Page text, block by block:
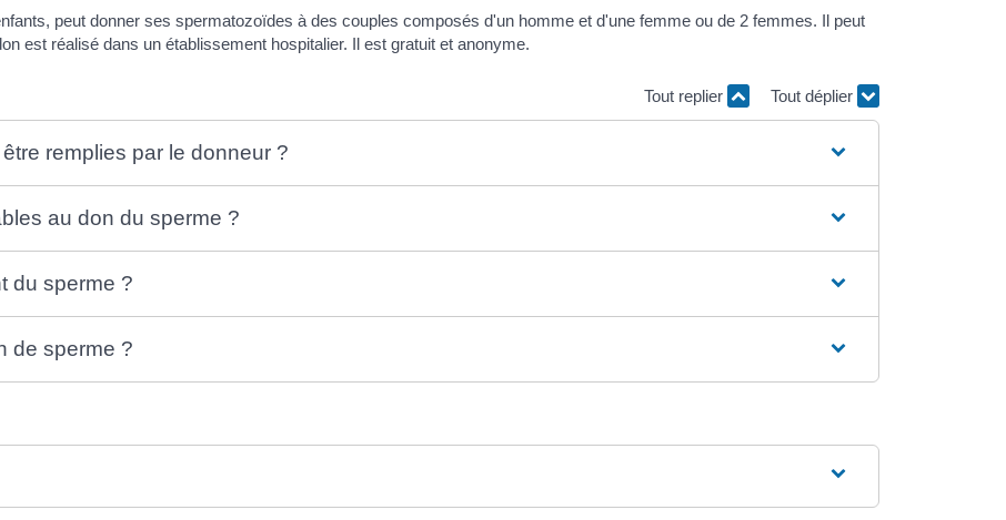
peut donner ses spermatozoïdes à des couples composés d'un homme et d'une femme ou de 2 femmes. Il peut
est réalisé dans un établissement hospitalier. Il est gratuit et anonyme.
Tout replier Tout déplier
remplies par le donneur ?
au don du sperme ?
du sperme ?
de sperme ?